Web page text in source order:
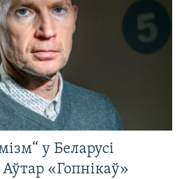
у Беларусі
Аўтар «Гопнікаў»